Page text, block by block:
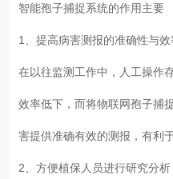
智能孢子捕捉系统的作用主要
1、提高病害测报的准确性与效
在以往监测工作中，人工操作
效率低下，而将物联网孢子捕
害提供准确有效的测报，有利
2、方便植保人员进行研究分析